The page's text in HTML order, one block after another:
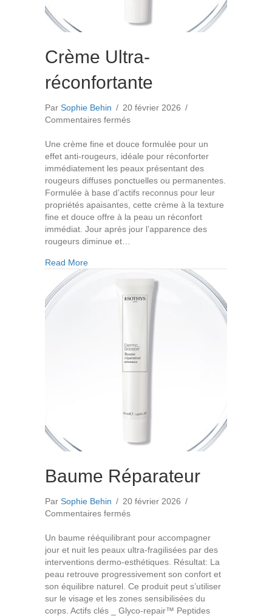
Crème Ultra-
réconfortante
Par Sophie Behin / 20 février 2026 /
Commentaires ferméssur
Ultra-
réconfortante
Une crème fine et douce formulée pour un
effet anti-rougeurs, idéale pour réconforter
immédiatement les peaux présentant des
rougeurs diffuses ponctuelles ou permanentes.
Formulée à base d’actifs reconnus pour leur
propriétés apaisantes, cette crème à la texture
fine et douce offre à la peau un réconfort
immédiat. Jour après jour l’apparence des
rougeurs diminue et…
Read Moreabout Crème Ultra-réconfortante
Baume Réparateur
Par Sophie Behin / 20 février 2026 /
Commentaires ferméssur
Réparateur
Un baume rééquilibrant pour accompagner
jour et nuit les peaux ultra-fragilisées par des
interventions dermo-esthétiques. Résultat: La
peau retrouve progressivement son confort et
son équilibre naturel. Ce produit peut s’utiliser
sur le visage et les zones sensibilisées du
corps. Actifs clés _ Glyco-repair™ Peptides